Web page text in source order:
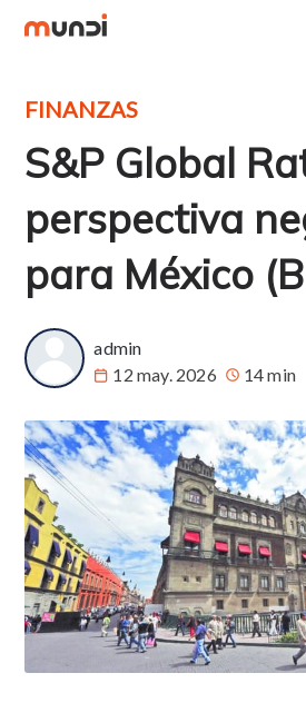
FINANZAS
S&P Global
perspectiva
para México
admin
12 may. 2026
14 min